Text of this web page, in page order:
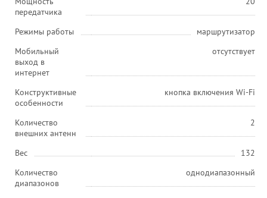
передатчика
Режимы работы
маршрутизатор
Мобильный
выход в
интернет
отсутствует
Конструктивные
особенности
кнопка включения Wi-Fi
Количество
внешних антенн
2
Вес
132
Количество
диапазонов
однодиапазонный